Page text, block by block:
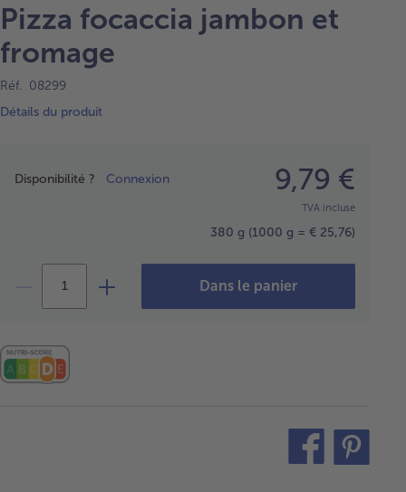
Pizza focaccia jambon et
fromage
Réf. 08299
Détails du produit
Disponibilité ? Connexion 9,79 €
TVA incluse
380 g (1000 g = € 25,76)
Dans le panier
teilen